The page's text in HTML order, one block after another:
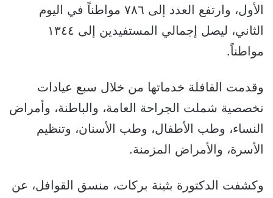
الأول، وارتفع العدد إلى ٧٨٦ مواطناً في اليوم
الثاني، ليصل إجمالي المستفيدين إلى ١٣٤٤
مواطناً.
وقدمت القافلة خدماتها من خلال سبع عيادات
تخصصية شملت الجراحة العامة، والباطنة، وأمراض
النساء، وطب الأطفال، وطب الأسنان، وتنظيم
الأسرة، والأمراض المزمنة.
وكشفت الدكتورة بثينة بركات، منسق القوافل، عن